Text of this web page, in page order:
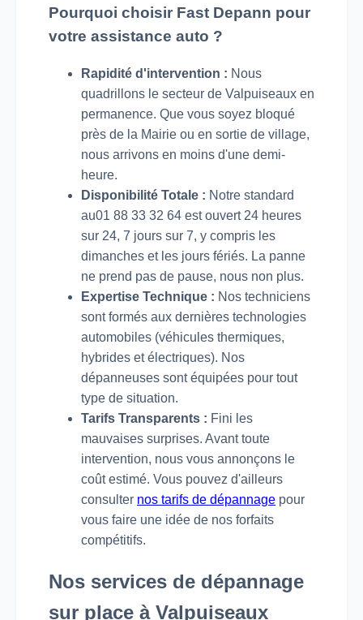
Pourquoi choisir Fast Depann pour
votre assistance auto ?
Rapidité d'intervention : Nous
quadrillons le secteur de Valpuiseaux en
permanence. Que vous soyez bloqué
près de la Mairie ou en sortie de village,
nous arrivons en moins d'une demi-
heure.
Disponibilité Totale : Notre standard
au01 88 33 32 64 est ouvert 24 heures
sur 24, 7 jours sur 7, y compris les
dimanches et les jours fériés. La panne
ne prend pas de pause, nous non plus.
Expertise Technique : Nos techniciens
sont formés aux dernières technologies
automobiles (véhicules thermiques,
hybrides et électriques). Nos
dépanneuses sont équipées pour tout
type de situation.
Tarifs Transparents : Fini les
mauvaises surprises. Avant toute
intervention, nous vous annonçons le
coût estimé. Vous pouvez d'ailleurs
consulter nos tarifs de dépannage pour
vous faire une idée de nos forfaits
compétitifs.
Nos services de dépannage
sur place à Valpuiseaux